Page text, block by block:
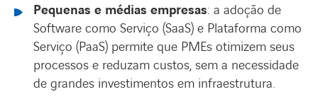
Pequenas e médias empresas: a adoção de
Software como Serviço (SaaS) e Plataforma como
Serviço (PaaS) permite que PMEs otimizem seus
processos e reduzam custos, sem a necessidade
de grandes investimentos em infraestrutura.